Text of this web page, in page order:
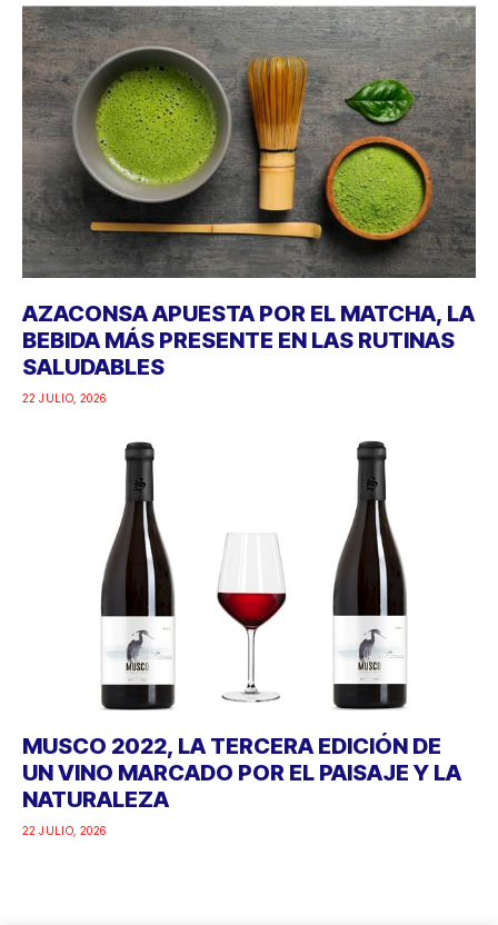
AZACONSA APUESTA POR EL MATCHA, LA
BEBIDA MÁS PRESENTE EN LAS RUTINAS
SALUDABLES
22 JULIO, 2026
MUSCO 2022, LA TERCERA EDICIÓN DE
UN VINO MARCADO POR EL PAISAJE Y LA
NATURALEZA
22 JULIO, 2026